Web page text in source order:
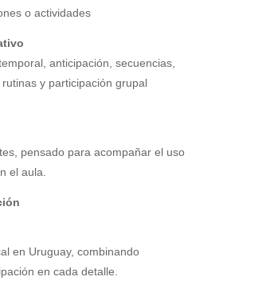
o actividades
anticipación, secuencias,
y participación grupal
pensado para acompañar el uso
el aula.
en Uruguay, combinando
en cada detalle.